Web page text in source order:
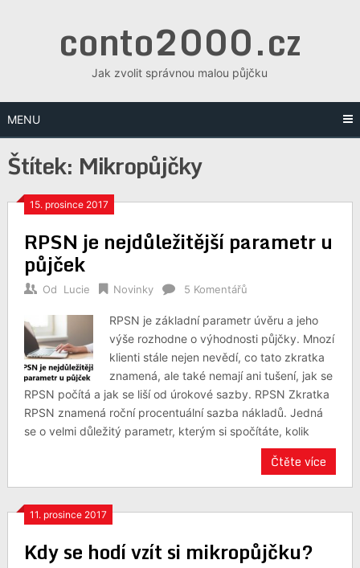
conto2000.cz
Jak zvolit správnou malou půjčku
MENU
Štítek: Mikropůjčky
15. prosince 2017
RPSN je nejdůležitější parametr u
půjček
Od Lucie Novinky 5 Komentářů
RPSN je základní parametr úvěru a jeho
výše rozhodne o výhodnosti půjčky. Mnozí
klienti stále nejen nevědí, co tato zkratka
znamená, ale také nemají ani tušení, jak se
RPSN počítá a jak se liší od úrokové sazby. RPSN Zkratka
RPSN znamená roční procentuální sazba nákladů. Jedná
se o velmi důležitý parametr, kterým si spočítáte, kolik
Čtěte více
11. prosince 2017
Kdy se hodí vzít si mikropůjčku?